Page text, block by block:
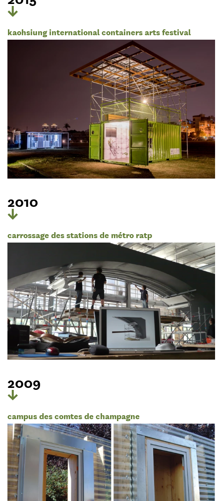
kaohsiung international containers arts festival
2010
carrossage des stations de métro ratp
2009
campus des comtes de champagne